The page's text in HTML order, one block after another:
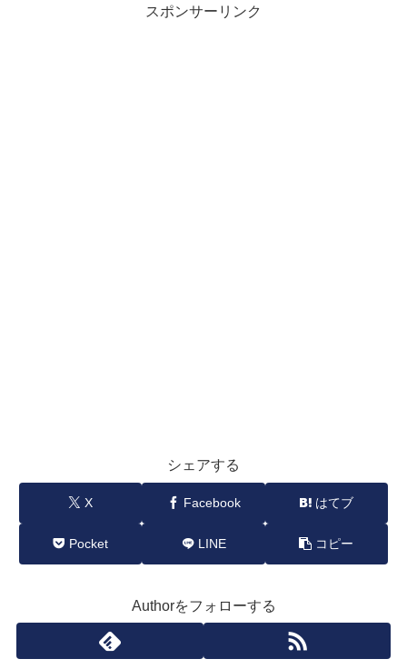
スポンサーリンク
シェアする
X Facebook はてブ
Pocket LINE コピー
Authorをフォローする